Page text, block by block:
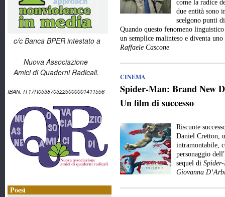
c/c Banca BPER intestato a
Nuova Associazione
Amici di Quaderni Radicali.
IBAN: IT17R0538703225000001411556
Poesì
come la radice
due entità sono
scelgono punti
Quando questo fenomeno
un semplice malinteso e diventa
Raffaele Cascone
CINEMA
Spider-Man: Brand New
Un film di successo
Riscuote
Daniel Cretton,
intramontabile,
personaggio
sequel di
Giovanna